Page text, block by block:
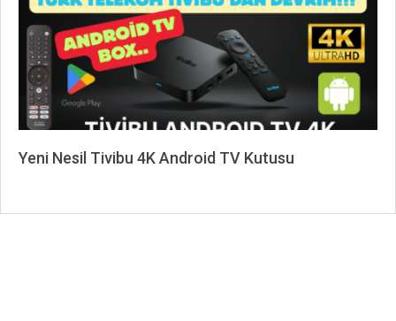
Yeni Nesil Tivibu 4K Android TV Kutusu